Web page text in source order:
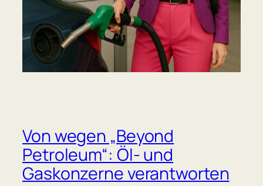
Von wegen „Beyond
Petroleum“: Öl- und
Gaskonzerne verantworten